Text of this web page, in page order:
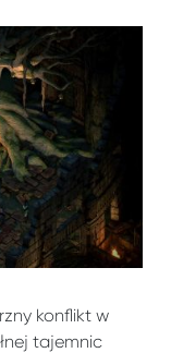
konflikt w
tajemnic